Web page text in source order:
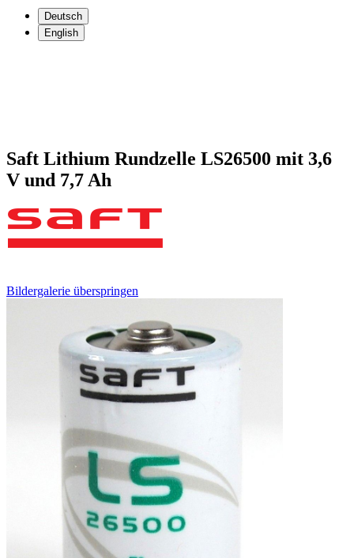
Deutsch
English
Saft Lithium Rundzelle LS26500 mit 3,6
V und 7,7 Ah
Bildergalerie überspringen